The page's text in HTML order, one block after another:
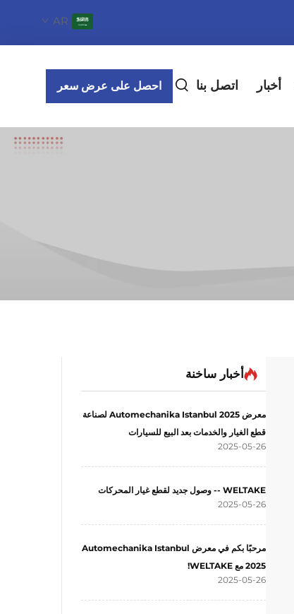
AR
أخبار اتصل بنا احصل على عرض سعر
أخبار ساخنة
معرض Automechanika Istanbul 2025 لصناعة
قطع الغيار والخدمات بعد البيع للسيارات
2025-05-26
WELTAKE -- وصول جديد لقطع غيار المحركات
2025-05-26
مرحبًا بكم في معرض Automechanika Istanbul
2025 مع WELTAKE!
2025-05-26